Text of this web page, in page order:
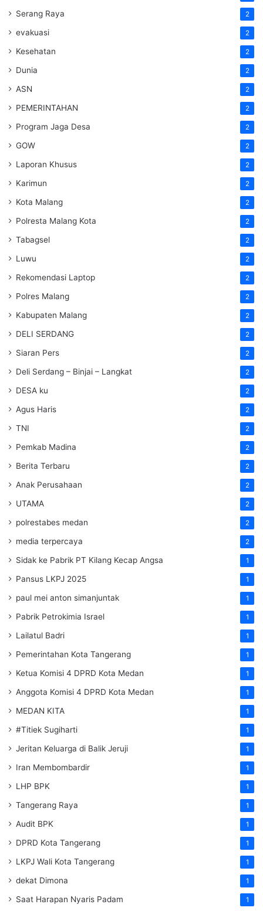
Serang Raya 2
evakuasi 2
Kesehatan 2
Dunia 2
ASN 2
PEMERINTAHAN 2
Program Jaga Desa 2
GOW 2
Laporan Khusus 2
Karimun 2
Kota Malang 2
Polresta Malang Kota 2
Tabagsel 2
Luwu 2
Rekomendasi Laptop 2
Polres Malang 2
Kabupaten Malang 2
DELI SERDANG 2
Siaran Pers 2
Deli Serdang – Binjai – Langkat 2
DESA ku 2
Agus Haris 2
TNI 2
Pemkab Madina 2
Berita Terbaru 2
Anak Perusahaan 2
UTAMA 2
polrestabes medan 2
media terpercaya 2
Sidak ke Pabrik PT Kilang Kecap Angsa 1
Pansus LKPJ 2025 1
paul mei anton simanjuntak 1
Pabrik Petrokimia Israel 1
Lailatul Badri 1
Pemerintahan Kota Tangerang 1
Ketua Komisi 4 DPRD Kota Medan 1
Anggota Komisi 4 DPRD Kota Medan 1
MEDAN KITA 1
#Titiek Sugiharti 1
Jeritan Keluarga di Balik Jeruji 1
Iran Membombardir 1
LHP BPK 1
Tangerang Raya 1
Audit BPK 1
DPRD Kota Tangerang 1
LKPJ Wali Kota Tangerang 1
dekat Dimona 1
Saat Harapan Nyaris Padam 1